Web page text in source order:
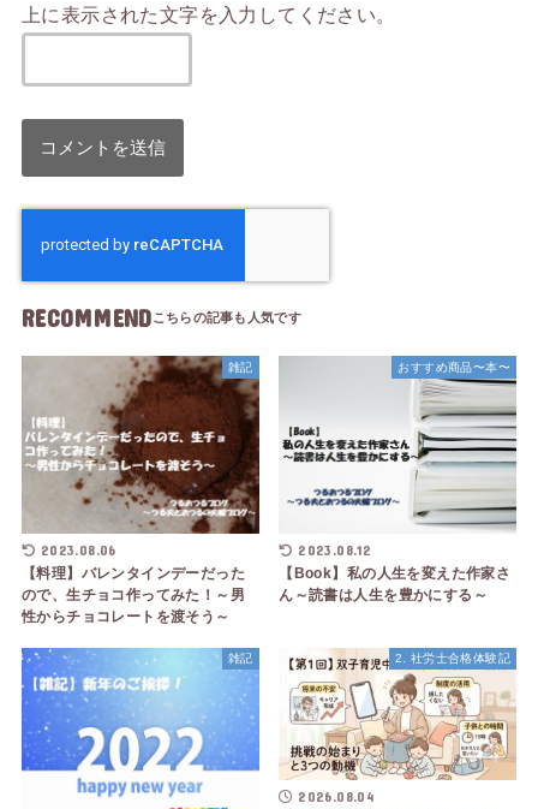
上に表示された文字を入力してください。
RECOMMEND
雑記
2023.08.06
【料理】バレンタインデーだった
ので、生チョコ作ってみた！～男
性からチョコレートを渡そう～
おすすめ商品〜本〜
2023.08.12
【Book】私の人生を変えた作家さ
ん～読書は人生を豊かにする～
雑記 2. 社労士合格体験記
2026.08.04